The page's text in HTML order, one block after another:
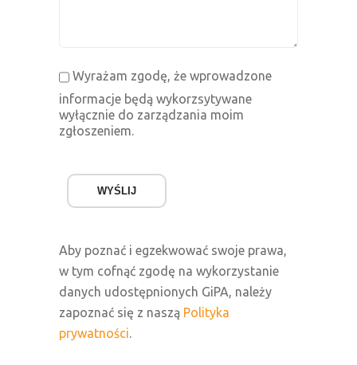
Wyrażam zgodę, że wprowadzone
informacje będą wykorzsytywane
wyłącznie do zarządzania moim
zgłoszeniem.
WYŚLIJ
Aby poznać i egzekwować swoje prawa,
w tym cofnąć zgodę na wykorzystanie
danych udostępnionych GiPA, należy
zapoznać się z naszą Polityka
prywatności.